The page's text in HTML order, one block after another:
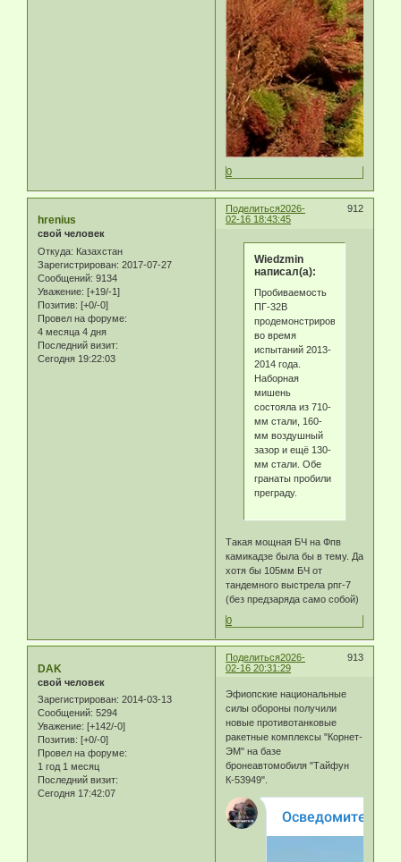
0
Поделиться 912
2026-
02-16 18:43:45
hrenius
свой человек
Откуда: Казахстан
Зарегистрирован: 2017-07-27
Сообщений: 9134
Уважение: [+19/-1]
Позитив: [+0/-0]
Провел на форуме:
4 месяца 4 дня
Последний визит:
Сегодня 19:22:03
Wiedzmin
написал(а):
Пробиваемость
ПГ-32В
продемонстрированная
во время
испытаний 2013-
2014 года.
Наборная
мишень
состояла из 710-
мм стали, 160-
мм воздушный
зазор и ещё 130-
мм стали. Обе
гранаты пробили
преграду.
Такая мощная БЧ на Фпв
камикадзе была бы в тему. Да
хотя бы 105мм БЧ от
тандемного выстрела рпг-7
(без предзаряда само собой)
0
Поделиться 913
2026-
02-16 20:31:29
DAK
свой человек
Зарегистрирован: 2014-03-13
Сообщений: 5294
Уважение: [+142/-0]
Позитив: [+0/-0]
Провел на форуме:
1 год 1 месяц
Последний визит:
Сегодня 17:42:07
Эфиопские национальные
силы обороны получили
новые противотанковые
ракетные комплексы "Корнет-
ЭМ" на базе
бронеавтомобиля "Тайфун
К-53949".